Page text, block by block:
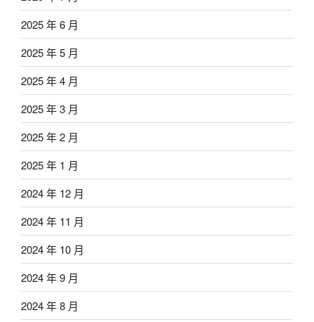
2025 年 6 月
2025 年 5 月
2025 年 4 月
2025 年 3 月
2025 年 2 月
2025 年 1 月
2024 年 12 月
2024 年 11 月
2024 年 10 月
2024 年 9 月
2024 年 8 月